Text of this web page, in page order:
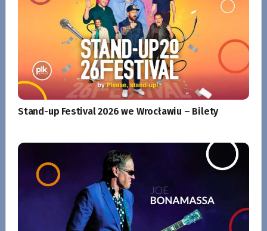
Stand-up Festival 2026 we Wrocławiu – Bilety